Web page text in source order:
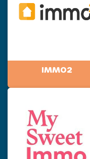
IMMO2